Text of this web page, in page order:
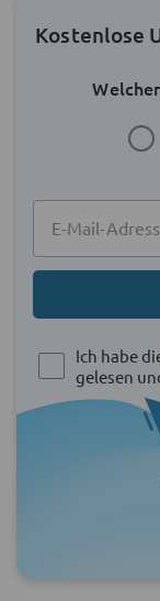
Kostenlose
Ich habe
gelesen